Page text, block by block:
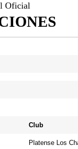
Oficial
Club
Platense Los